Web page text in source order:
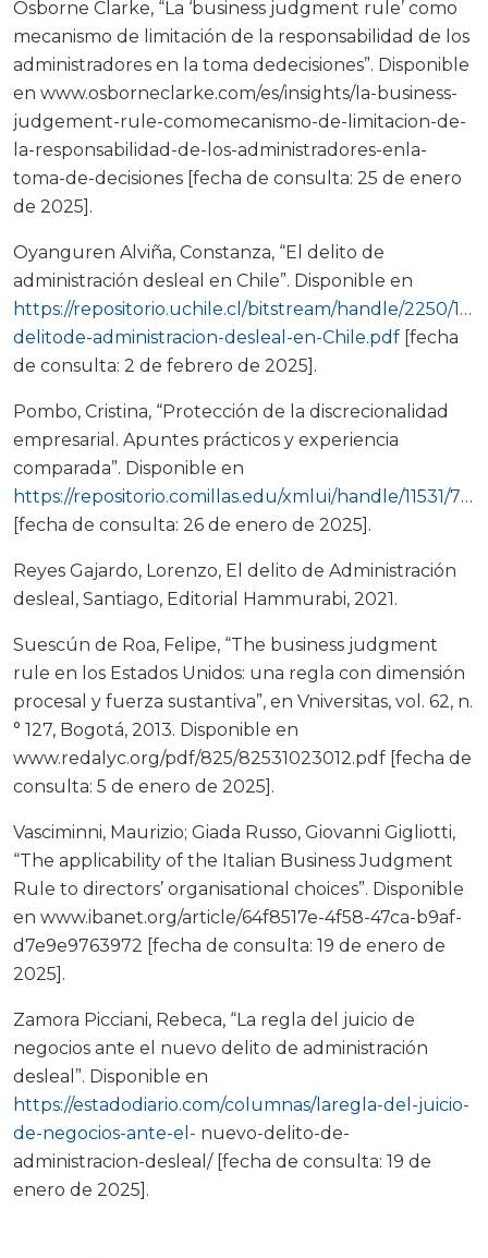
Osborne Clarke, “La ‘business judgment rule’ como
mecanismo de limitación de la responsabilidad de los
administradores en la toma dedecisiones”. Disponible
en www.osborneclarke.com/es/insights/la-business-
judgement-rule-comomecanismo-de-limitacion-de-
la-responsabilidad-de-los-administradores-enla-
toma-de-decisiones [fecha de consulta: 25 de enero
de 2025].
Oyanguren Alviña, Constanza, “El delito de
administración desleal en Chile”. Disponible en
https://repositorio.uchile.cl/bitstream/handle/2250/
delitode-administracion-desleal-en-Chile.pdf [fecha
de consulta: 2 de febrero de 2025].
Pombo, Cristina, “Protección de la discrecionalidad
empresarial. Apuntes prácticos y experiencia
comparada”. Disponible en
https://repositorio.comillas.edu/xmlui/handle/11531/70758
[fecha de consulta: 26 de enero de 2025].
Reyes Gajardo, Lorenzo, El delito de Administración
desleal, Santiago, Editorial Hammurabi, 2021.
Suescún de Roa, Felipe, “The business judgment
rule en los Estados Unidos: una regla con dimensión
procesal y fuerza sustantiva”, en Vniversitas, vol. 62, n.
° 127, Bogotá, 2013. Disponible en
www.redalyc.org/pdf/825/82531023012.pdf [fecha de
consulta: 5 de enero de 2025].
Vasciminni, Maurizio; Giada Russo, Giovanni Gigliotti,
“The applicability of the Italian Business Judgment
Rule to directors’ organisational choices”. Disponible
en www.ibanet.org/article/64f8517e-4f58-47ca-b9af-
d7e9e9763972 [fecha de consulta: 19 de enero de
2025].
Zamora Picciani, Rebeca, “La regla del juicio de
negocios ante el nuevo delito de administración
desleal”. Disponible en
https://estadodiario.com/columnas/laregla-del-juicio-
de-negocios-ante-el- nuevo-delito-de-
administracion-desleal/ [fecha de consulta: 19 de
enero de 2025].